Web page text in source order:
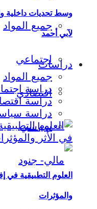
جميع المواد
اجتماعي
اقتصادي
سياسي
وسط تحديات داخلية
لآبي أحمد
دراسات
جميع المواد
دراسة
دراسة
دراسة
العلوم التطبيقية في
والمؤثرات